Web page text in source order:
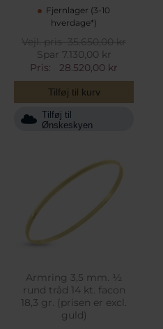
Fjernlager (3-10
hverdage*)
Vejl. pris35.650,00 kr
Spar 7.130,00 kr
Pris:
28.520,00 kr
Tilføj til kurv
Tilføj til
Ønskeskyen
Armring 3,5 mm. ½
rund tråd 14 kt. facon
18,3 gr. (prisen er excl.
guld)